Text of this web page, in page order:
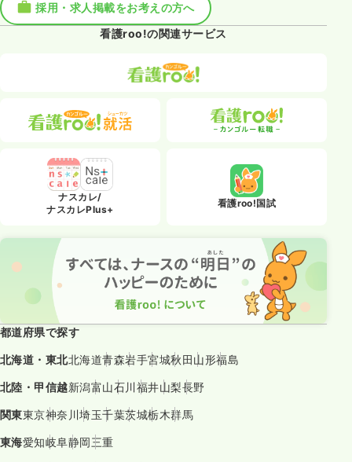
採用・求人掲載をお考えの方へ
看護roo!の関連サービス
ナスカレ/
ナスカレPlus+
看護roo!国試
都道府県で探す
北海道・東北北海道青森岩手宮城秋田山形福島
北陸・甲信越新潟富山石川福井山梨長野
関東東京神奈川埼玉千葉茨城栃木群馬
東海愛知岐阜静岡三重